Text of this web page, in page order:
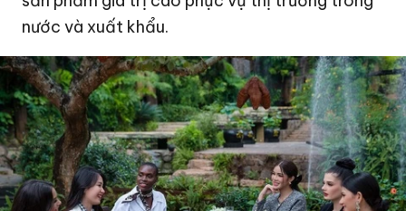
nước và xuất khẩu.